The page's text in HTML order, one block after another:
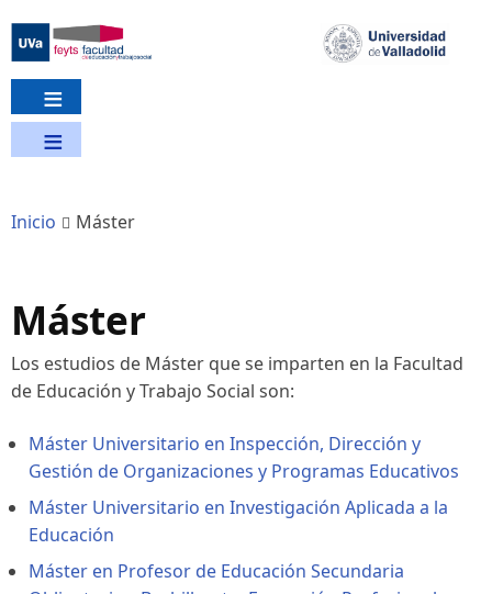
contenido
principal
Inicio Máster
Máster
Los estudios de Máster que se imparten en la Facultad
de Educación y Trabajo Social son:
Máster Universitario en Inspección, Dirección y
Gestión de Organizaciones y Programas Educativos
Máster Universitario en Investigación Aplicada a la
Educación
Máster en Profesor de Educación Secundaria